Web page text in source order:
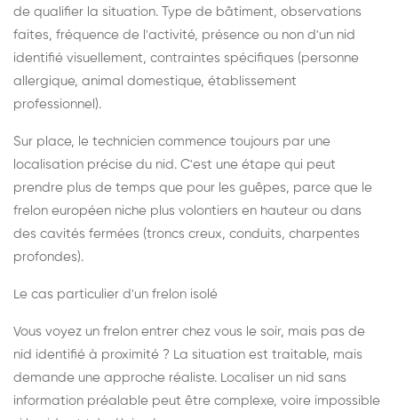
de qualifier la situation. Type de bâtiment, observations
faites, fréquence de l'activité, présence ou non d'un nid
identifié visuellement, contraintes spécifiques (personne
allergique, animal domestique, établissement
professionnel).
Sur place, le technicien commence toujours par une
localisation précise du nid. C'est une étape qui peut
prendre plus de temps que pour les guêpes, parce que le
frelon européen niche plus volontiers en hauteur ou dans
des cavités fermées (troncs creux, conduits, charpentes
profondes).
Le cas particulier d'un frelon isolé
Vous voyez un frelon entrer chez vous le soir, mais pas de
nid identifié à proximité ? La situation est traitable, mais
demande une approche réaliste. Localiser un nid sans
information préalable peut être complexe, voire impossible